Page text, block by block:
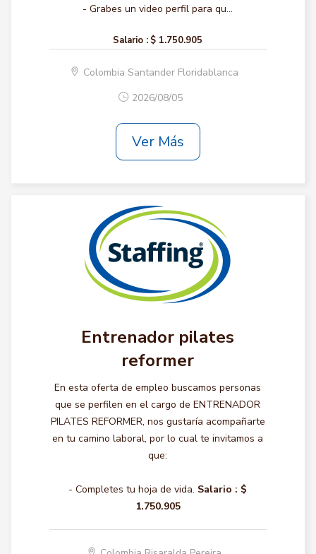
- Grabes un video perfil para qu...
Salario : $ 1.750.905
Colombia Santander Floridablanca
2026/08/05
Ver Más
Entrenador pilates
reformer
En esta oferta de empleo buscamos personas
que se perfilen en el cargo de ENTRENADOR
PILATES REFORMER, nos gustaría acompañarte
en tu camino laboral, por lo cual te invitamos a
que:
- Completes tu hoja de vida. Salario : $
1.750.905